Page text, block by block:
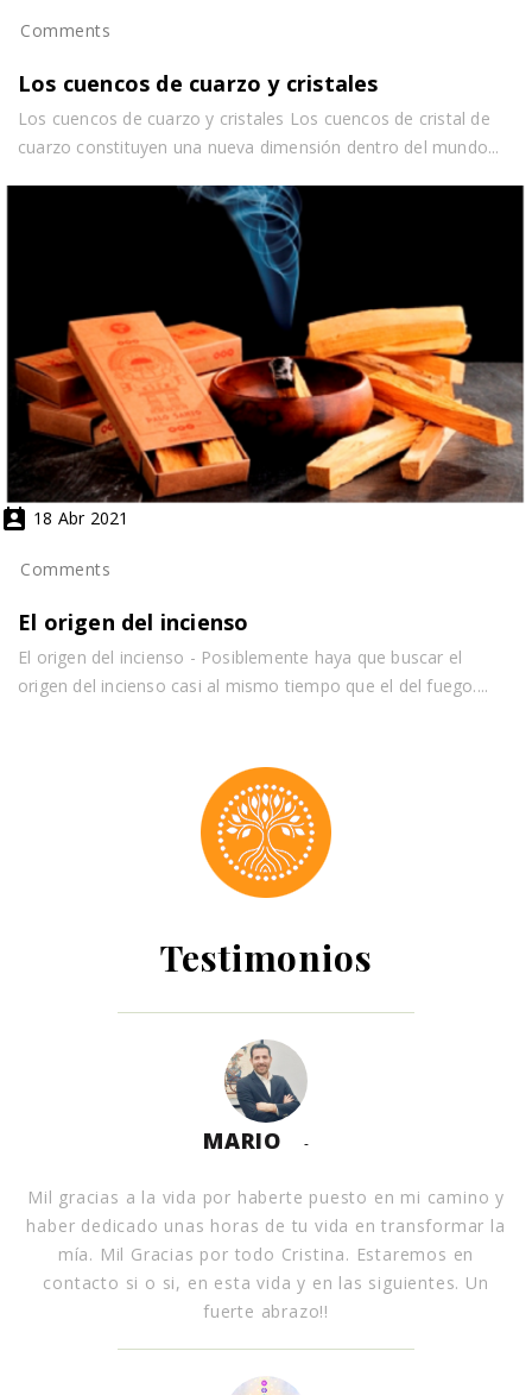
Comments
Los cuencos de cuarzo y cristales
Los cuencos de cuarzo y cristales Los cuencos de cristal de
cuarzo constituyen una nueva dimensión dentro del mundo...
 18 Abr 2021
Comments
El origen del incienso
El origen del incienso - Posiblemente haya que buscar el
origen del incienso casi al mismo tiempo que el del fuego....
Testimonios
importantes en mi vida, lo que recuerdo es
equilibrio.
CARMEN
Nunca imagine que un mineral me hiciera tanto efecto.
Ahora cada tres meses cambio mi piedra elegida con el
péndulo y activado por Cristina y voy evolucionando a la
vez que relajándome.
Compra de una campana Feng Shui - Bienvenida
Campanita roja a mi hogar...cada vez va cogiendo mas
fuerza y resonando más e intenso en mi interior. Gracias
Cristina por este proyecto tan mágico.
MONTSE -
tigre. Se ve que ayer les enseño a todos sus compañeros
del cole todo orgulloso
MARIO -
Mil gracias a la vida por haberte puesto en mi camino y
haber dedicado unas horas de tu vida en transformar la
mía. Mil Gracias por todo Cristina. Estaremos en
contacto si o si, en esta vida y en las siguientes. Un
fuerte abrazo!!